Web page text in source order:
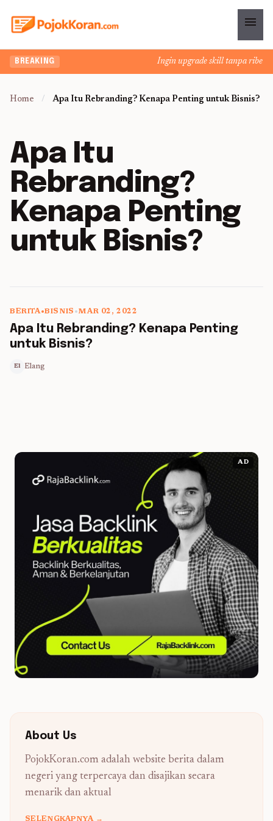
menu
BREAKING Ingin upgrade skill tanpa ribet?
Home / Apa Itu Rebranding? Kenapa Penting untuk Bisnis?
Apa Itu
Rebranding?
Kenapa Penting
untuk Bisnis?
5 min read
BERITA•BISNIS •MAR 02, 2022
Apa Itu Rebranding? Kenapa Penting
untuk Bisnis?
El Elang
AD
About Us
PojokKoran.com adalah website berita dalam
negeri yang terpercaya dan disajikan secara
menarik dan aktual
SELENGKAPNYA →